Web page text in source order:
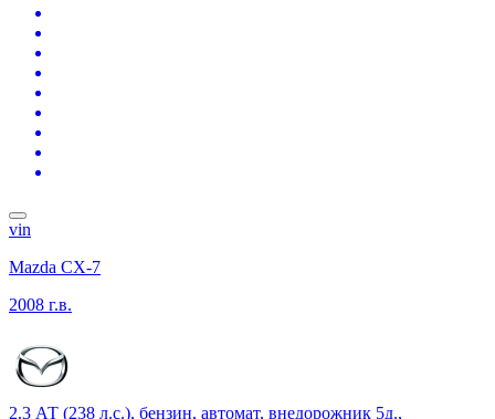
vin
Mazda CX-7
2008 г.в.
2.3 АТ (238 л.с.), бензин, автомат, внедорожник 5д.,